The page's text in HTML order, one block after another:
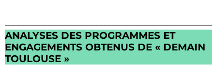
ANALYSES DES PROGRAMMES ET
ENGAGEMENTS OBTENUS DE « DEMAIN
TOULOUSE »